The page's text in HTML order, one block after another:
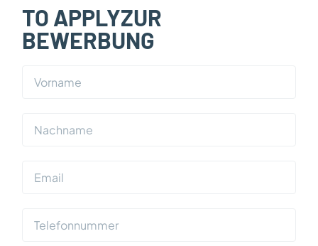
TO APPLYZUR
BEWERBUNG